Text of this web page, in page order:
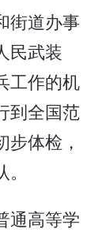
街道办事
民武装
工作的机
到全国范
体检，
通高等学